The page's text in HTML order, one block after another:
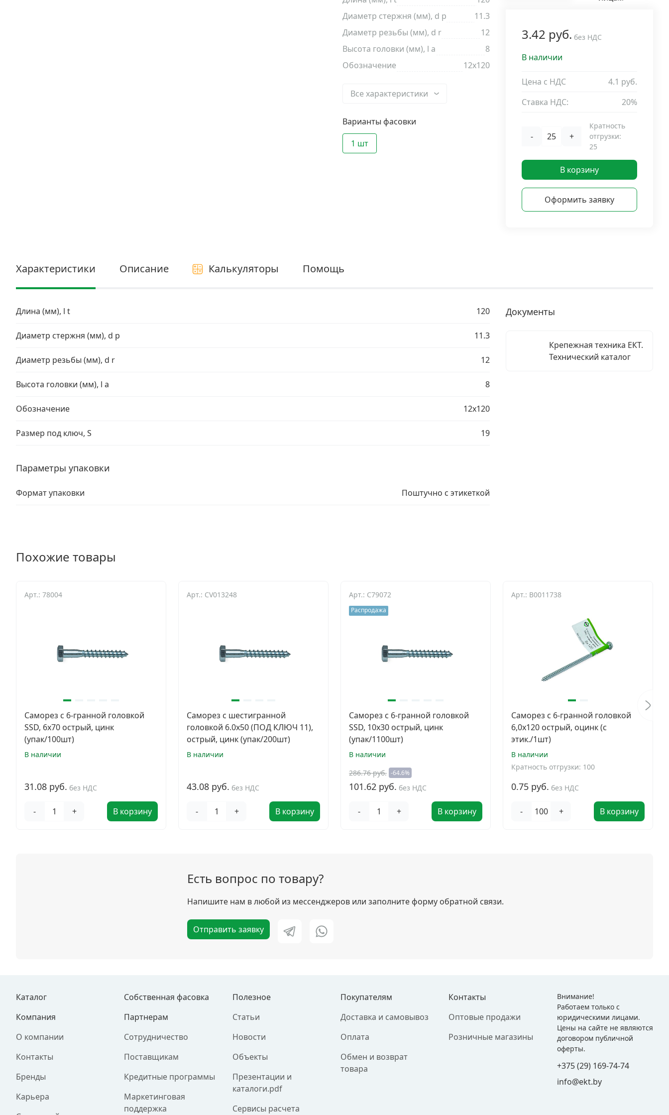
Перфорированный крепеж
Диаметр стержня (мм), d p
11.3
Диаметр резьбы (мм), d r
12
Высота головки (мм), l a
8
Обозначение
12х120
Все характеристики
Варианты фасовки
1 шт
3.42 руб. без НДС
В наличии
Цена с НДС
4.1 руб.
Ставка НДС:
20%
- +
Кратность
отгрузки:
25
В корзину
Оформить заявку
Характеристики Описание Калькуляторы Помощь
Длина (мм), l t 120
Диаметр стержня (мм), d p 11.3
Диаметр резьбы (мм), d r 12
Высота головки (мм), l a 8
Обозначение 12х120
Размер под ключ, S 19
Параметры упаковки
Формат упаковки Поштучно с этикеткой
Документы
Крепежная техника ЕКТ.
Технический каталог
Похожие товары
Арт.: 78004
Саморез с 6-гранной головкой
SSD, 6х70 острый, цинк
(упак/100шт)
В наличии
31.08 руб. без НДС
- + В корзину
Арт.: CV013248
Саморез с шестигранной
головкой 6.0х50 (ПОД КЛЮЧ 11),
острый, цинк (упак/200шт)
В наличии
43.08 руб. без НДС
- + В корзину
Арт.: C79072
Распродажа
Саморез с 6-гранной головкой
SSD, 10х30 острый, цинк
(упак/1100шт)
В наличии
286.76 руб. -64.6%
101.62 руб. без НДС
- + В корзину
Арт.: B0011738
Саморез с 6-гранной головкой
6,0х120 острый, оцинк (с
этик./1шт)
В наличии
Кратность отгрузки: 100
0.75 руб. без НДС
- + В корзину
Есть вопрос по товару?
Напишите нам в любой из мессенджеров или заполните форму обратной связи.
Отправить заявку
Каталог
Компания
О компании
Контакты
Бренды
Карьера
Собственная фасовка
Партнерам
Сотрудничество
Поставщикам
Кредитные программы
Маркетинговая
поддержка
Полезное
Статьи
Новости
Объекты
Презентации и
каталоги.pdf
Сервисы расчета
Покупателям
Доставка и самовывоз
Оплата
Обмен и возврат
товара
Контакты
Оптовые продажи
Розничные магазины
Внимание!
Работаем только с
юридическими лицами.
Цены на сайте не являются
договором публичной
оферты.
+375 (29) 169-74-74
info@ekt.by